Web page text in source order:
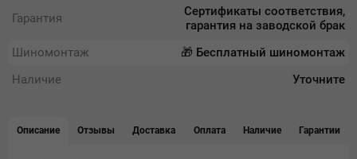
Гарантия
Сертификаты соответствия,
гарантия на заводской брак
Шиномонтаж
🎁 Бесплатный шиномонтаж
Наличие
Уточните
Описание Отзывы Доставка Оплата Наличие Гарантии